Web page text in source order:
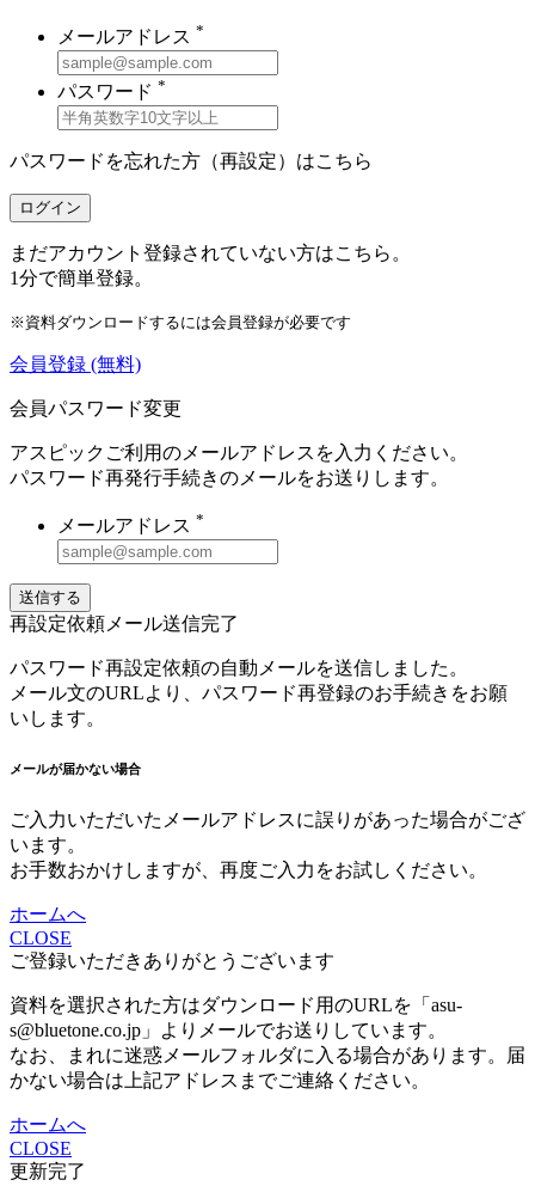
メールアドレス *
パスワード *
パスワードを忘れた方（再設定）はこちら
ログイン
まだアカウント登録されていない方はこちら。
1分で簡単登録。
※資料ダウンロードするには会員登録が必要です
会員登録 (無料)
会員パスワード変更
アスピックご利用のメールアドレスを入力ください。
パスワード再発行手続きのメールをお送りします。
メールアドレス *
送信する
再設定依頼メール送信完了
パスワード再設定依頼の自動メールを送信しました。
メール文のURLより、パスワード再登録のお手続きをお願
いします。
メールが届かない場合
ご入力いただいたメールアドレスに誤りがあった場合がござ
います。
お手数おかけしますが、再度ご入力をお試しください。
ホームへ
CLOSE
ご登録いただきありがとうございます
資料を選択された方はダウンロード用のURLを「asu-
s@bluetone.co.jp」よりメールでお送りしています。
なお、まれに迷惑メールフォルダに入る場合があります。届
かない場合は上記アドレスまでご連絡ください。
ホームへ
CLOSE
更新完了